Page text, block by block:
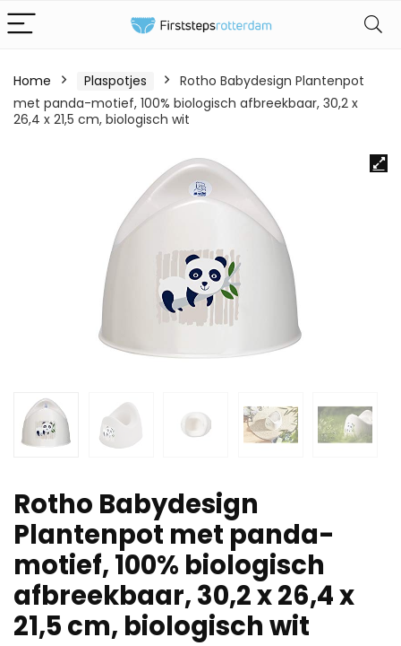
Home Plaspotjes
Rotho Babydesign Plantenpot
met panda-motief, 100% biologisch afbreekbaar, 30,2 x
26,4 x 21,5 cm, biologisch wit
Rotho Babydesign
Plantenpot met panda-
motief, 100% biologisch
afbreekbaar, 30,2 x 26,4 x
21,5 cm, biologisch wit